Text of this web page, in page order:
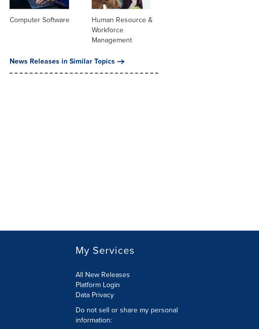
Computer Software
Human Resource &
Workforce
Management
News Releases in Similar Topics
My Services
All New Releases
Platform Login
Data Privacy
Do not sell or share my personal
information: